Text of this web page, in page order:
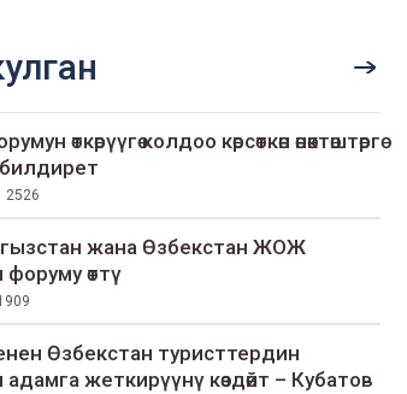
өткөрүүгө колдоо көрсөткөн өнөктөштөргө
2526
жана Өзбекстан ЖОЖ
өттү
Өзбекстан туристтердин
жеткирүүнү көздөйт – Кубатов